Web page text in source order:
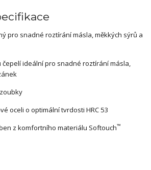
pro snadné roztírání másla, měkkých sýrů a
čepelí ideální pro snadné roztírání másla,
oceli o optimální tvrdosti HRC 53
z komfortního materiálu Softouch™